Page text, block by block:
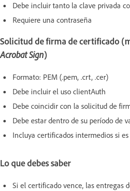
Debe incluir tanto la clave privada
Requiere una contraseña
Solicitud de firma de certificado
Acrobat Sign)
Formato: PEM (.pem, .crt, .cer)
Debe incluir el uso clientAuth
Debe coincidir con la solicitud de
Debe estar dentro de su período de
Incluya certificados intermedios si
Lo que debes saber
Si el certificado vence, las entregas